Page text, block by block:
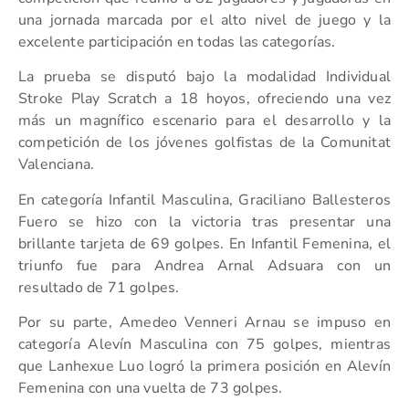
una jornada marcada por el alto nivel de juego y la
excelente participación en todas las categorías.
La prueba se disputó bajo la modalidad Individual
Stroke Play Scratch a 18 hoyos, ofreciendo una vez
más un magnífico escenario para el desarrollo y la
competición de los jóvenes golfistas de la Comunitat
Valenciana.
En categoría Infantil Masculina, Graciliano Ballesteros
Fuero se hizo con la victoria tras presentar una
brillante tarjeta de 69 golpes. En Infantil Femenina, el
triunfo fue para Andrea Arnal Adsuara con un
resultado de 71 golpes.
Por su parte, Amedeo Venneri Arnau se impuso en
categoría Alevín Masculina con 75 golpes, mientras
que Lanhexue Luo logró la primera posición en Alevín
Femenina con una vuelta de 73 golpes.